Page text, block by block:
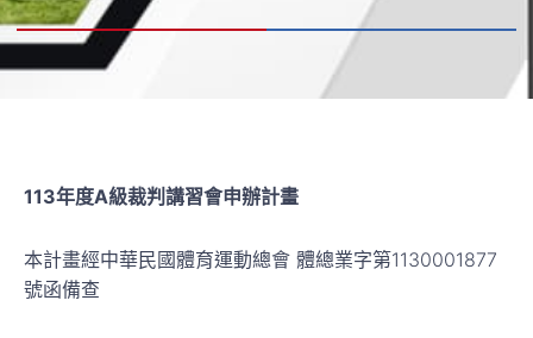
113年度A級裁判講習會申辦計畫
本計畫經中華民國體育運動總會 體總業字第1130001877
號函備查